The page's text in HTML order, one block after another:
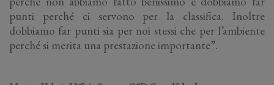
punti perché ci servono per la classifica. Inoltre
dobbiamo far punti sia per noi stessi che per l’ambiente
perché si merita una prestazione importante”.